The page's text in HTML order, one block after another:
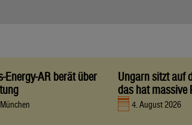
Energy-AR berät über
Ungarn sitzt auf
das hat massive
4. August 2026